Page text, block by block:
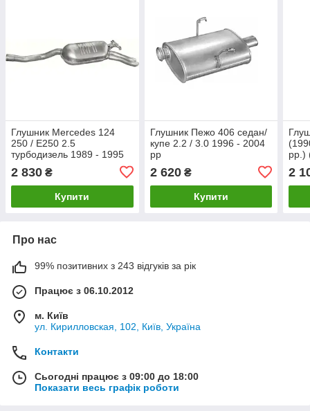
Глушник Mercedes 124
250 / E250 2.5
турбодизель 1989 - 1995
2 830 ₴
Купити
Глушник Пежо 406 седан/
купе 2.2 / 3.0 1996 - 2004
рр
2 620₴
Купити
рр.)
2
Про нас
99% позитивних з 243 відгуків за рік
Працює з 06.10.2012
м. Київ
ул. Кирилловская, 102, Київ, Україна
Контакти
Сьогодні працює з 09:00 до 18:00
Показати весь графік роботи